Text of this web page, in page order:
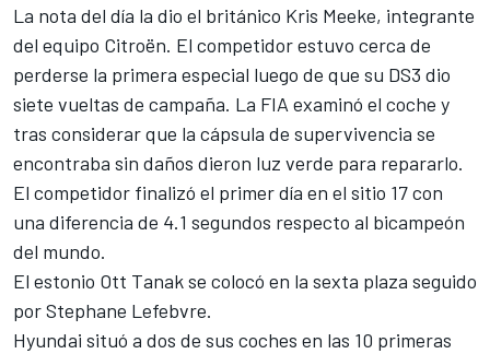
La nota del día la dio el británico Kris Meeke, integrante
del equipo Citroën. El competidor estuvo cerca de
perderse la primera especial luego de que su DS3 dio
siete vueltas de campaña. La FIA examinó el coche y
tras considerar que la cápsula de supervivencia se
encontraba sin daños dieron luz verde para repararlo.
El competidor finalizó el primer día en el sitio 17 con
una diferencia de 4.1 segundos respecto al bicampeón
del mundo.
El estonio Ott Tanak se colocó en la sexta plaza seguido
por Stephane Lefebvre.
Hyundai situó a dos de sus coches en las 10 primeras